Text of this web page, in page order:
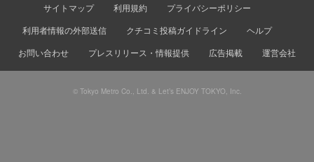
サイトマップ 利用規約
プライバシーポリシー
利用者情報の外部送信
クチコミ投稿ガイドライン
ヘルプ
お問い合わせ
プレスリリース・情報提供 広告掲載 運営会社
© Tokyo Metro Co., Ltd. & Let’s ENJOY TOKYO, Inc.